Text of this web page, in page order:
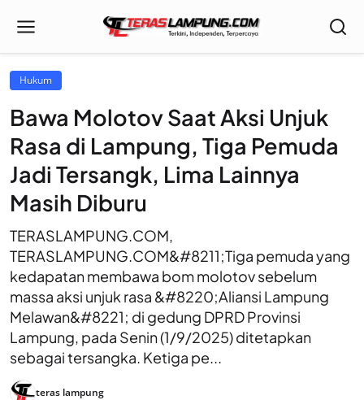
Hukum
Bawa Molotov Saat Aksi Unjuk
Rasa di Lampung, Tiga Pemuda
Jadi Tersangk, Lima Lainnya
Masih Diburu
TERASLAMPUNG.COM,
TERASLAMPUNG.COM&#8211;Tiga pemuda yang
kedapatan membawa bom molotov sebelum
massa aksi unjuk rasa &#8220;Aliansi Lampung
Melawan&#8221; di gedung DPRD Provinsi
Lampung, pada Senin (1/9/2025) ditetapkan
sebagai tersangka. Ketiga pe...
teras lampung